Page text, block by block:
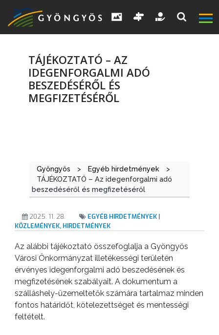
LÁTVÁNYOSSÁGOK
GYÖNGYÖS
VÁROS
ÉRTÉKTÁRA
LAKOSSÁGI
INFORMÁCIÓK
HASZNOS
KVÍZ
TÁJÉKOZTATÓ – AZ
IDEGENFORGALMI ADÓ
BESZEDÉSÉRŐL ÉS
MEGFIZETÉSÉRŐL
Gyöngyös > Egyéb hirdetmények
>
TÁJÉKOZTATÓ – Az idegenforgalmi adó
beszedéséről és megfizetéséről
2025. 11. 28. EGYÉB HIRDETMÉNYEK |
KÖZLEMÉNYEK, HIRDETMÉNYEK
Az alábbi tájékoztató összefoglalja a Gyöngyös
Városi Önkormányzat illetékességi területén
érvényes idegenforgalmi adó beszedésének és
megfizetésének szabályait. A dokumentum a
szálláshely-üzemeltetők számára tartalmaz minden
fontos határidőt, kötelezettséget és mentességi
feltételt.